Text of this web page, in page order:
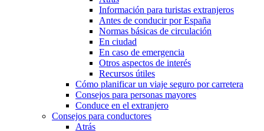
Información para turistas extranjeros
Antes de conducir por España
Normas básicas de circulación
En ciudad
En caso de emergencia
Otros aspectos de interés
Recursos útiles
Cómo planificar un viaje seguro por carretera
Consejos para personas mayores
Conduce en el extranjero
Consejos para conductores
Atrás